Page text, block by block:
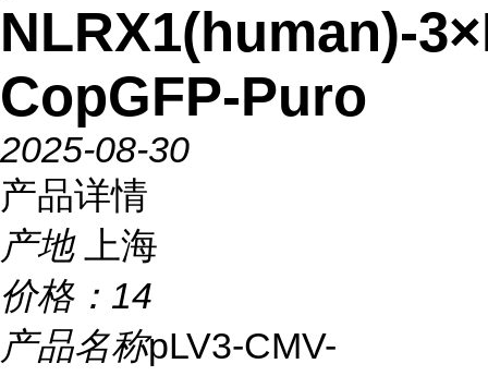
NLRX1(human)-
CopGFP-Puro
2025-08-30
产品详情
产地
上海
价格： 14
产品名称pLV3-CMV-